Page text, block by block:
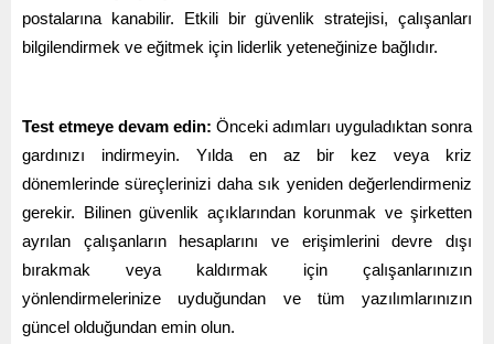
postalarına kanabilir. Etkili bir güvenlik stratejisi, çalışanları
bilgilendirmek ve eğitmek için liderlik yeteneğinize bağlıdır.
Test etmeye devam edin: Önceki adımları uyguladıktan sonra
gardınızı indirmeyin. Yılda en az bir kez veya kriz
dönemlerinde süreçlerinizi daha sık yeniden değerlendirmeniz
gerekir. Bilinen güvenlik açıklarından korunmak ve şirketten
ayrılan çalışanların hesaplarını ve erişimlerini devre dışı
bırakmak veya kaldırmak için çalışanlarınızın
yönlendirmelerinize uyduğundan ve tüm yazılımlarınızın
güncel olduğundan emin olun.